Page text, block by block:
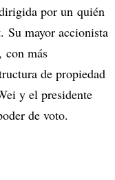
por un quién
Su mayor accionista
con más
de propiedad
y el presidente
de voto.